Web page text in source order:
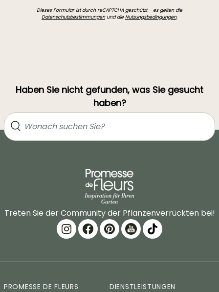
Dieses Formular ist durch reCAPTCHA geschützt – es gelten die
Datenschutzbestimmungenund dieNutzungsbedingungen.
Haben Sie nicht gefunden, was Sie gesucht
haben?
Treten Sie der Community der Pflanzenverrückten bei!
PROMESSE DE FLEURS DIENSTLEISTUNGEN